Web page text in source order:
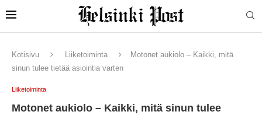
Kotisivu Liiketoiminta
Motonet aukiolo – Kaikki, mitä
sinun tulee tietää asiointia varten
Liiketoiminta
Motonet aukiolo – Kaikki, mitä sinun tulee